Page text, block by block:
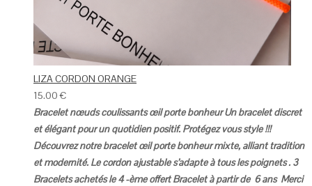
LIZA CORDON ORANGE
15.00€
Bracelet nœuds coulissants œil porte bonheur Un bracelet discret
et élégant pour un quotidien positif. Protégez vous style !!!
Découvrez notre bracelet œil porte bonheur mixte, alliant tradition
et modernité. Le cordon ajustable s’adapte à tous les poignets . 3
Bracelets achetés le 4 -ème offert Bracelet à partir de 6 ans Merci